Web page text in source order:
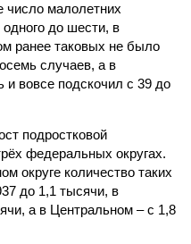
число малолетних
до шести, в
ранее таковых не было
случаев, а в
и вовсе подскочил с 39 до
подростковой
федеральных округах.
округе количество таких
до 1,1 тысячи, в
а в Центральном – с 1,8